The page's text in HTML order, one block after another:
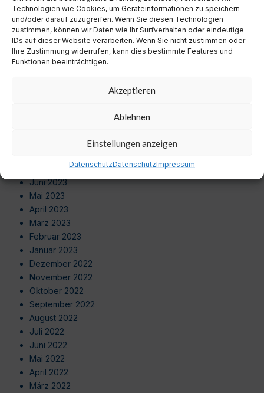
Technologien wie Cookies, um Geräteinformationen zu speichern
und/oder darauf zuzugreifen. Wenn Sie diesen Technologien
zustimmen, können wir Daten wie Ihr Surfverhalten oder eindeutige
IDs auf dieser Website verarbeiten. Wenn Sie nicht zustimmen oder
Ihre Zustimmung widerrufen, kann dies bestimmte Features und
Funktionen beeinträchtigen.
Akzeptieren
Ablehnen
Einstellungen anzeigen
DatenschutzDatenschutzImpressum
Juli 2024
Juni 2024
Mai 2024
April 2024
März 2024
September 2023
Juni 2023
Mai 2023
April 2023
März 2023
Februar 2023
Januar 2023
Dezember 2022
November 2022
Oktober 2022
September 2022
August 2022
Juli 2022
Juni 2022
Mai 2022
April 2022
März 2022